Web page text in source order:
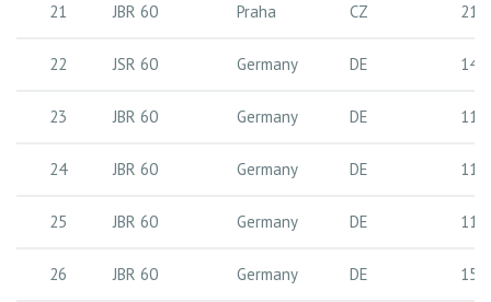
21 JBR 60 Praha CZ 21
22 JSR 60 Germany DE 14
23 JBR 60 Germany DE 11
24 JBR 60 Germany DE 11
25 JBR 60 Germany DE 11
26 JBR 60 Germany DE 15